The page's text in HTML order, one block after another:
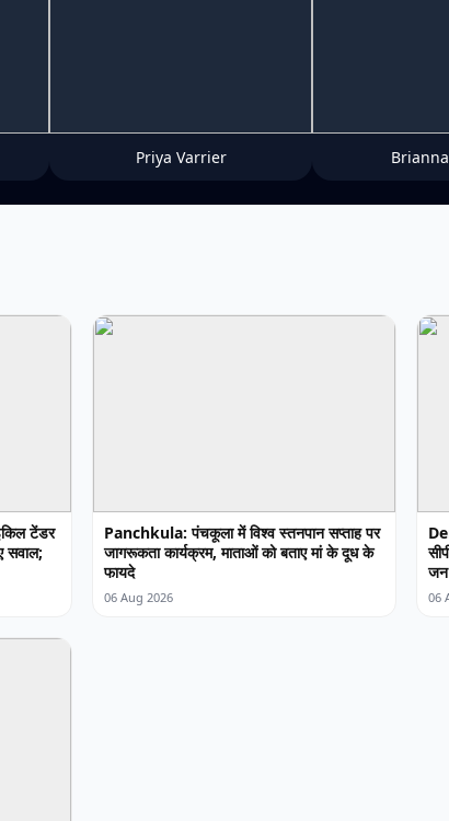
Priya Varrier
टेंडर
सवाल;
Panchkula: पंचकूला में विश्व स्तनपान सप्ताह पर
जागरूकता कार्यक्रम, माताओं को बताए मां के दूध के
फायदे
06 Aug 2026
जन
06